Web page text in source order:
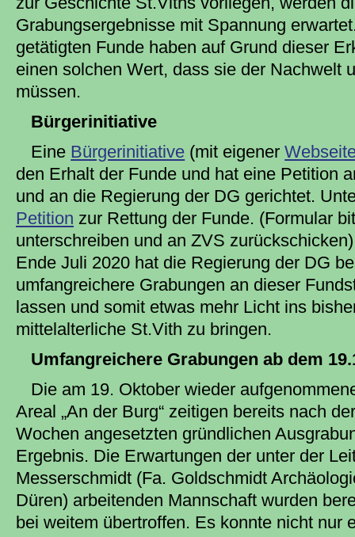
Grabungsergebnisse mit Spannung
getätigten Funde haben auf Grund dieser
einen solchen Wert, dass sie der Nachwelt
müssen.
Bürgerinitiative
Eine Bürgerinitiative (mit eigener
den Erhalt der Funde und hat eine Petition
und an die Regierung der DG gerichtet.
Petition zur Rettung der Funde. (Formular
unterschreiben und an ZVS zurückschicken)
Ende Juli 2020 hat die Regierung der DG
umfangreichere Grabungen an dieser
lassen und somit etwas mehr Licht ins
mittelalterliche St.Vith zu bringen.
Umfangreichere Grabungen ab dem
Die am 19. Oktober wieder
Areal „An der Burg“ zeitigen bereits nach
Wochen angesetzten gründlichen
Ergebnis. Die Erwartungen der unter der
Messerschmidt (Fa. Goldschmidt
Düren) arbeitenden Mannschaft wurden
bei weitem übertroffen. Es konnte nicht nur